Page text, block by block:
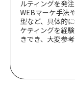
ルティングを発
WEBマーケ手法
型など、具体的
ケティングを経
きでき、大変参